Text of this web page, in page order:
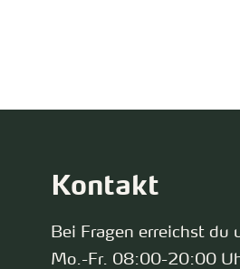
Kontakt
Bei Fragen erreichst du
Mo.-Fr. 08:00-20:00